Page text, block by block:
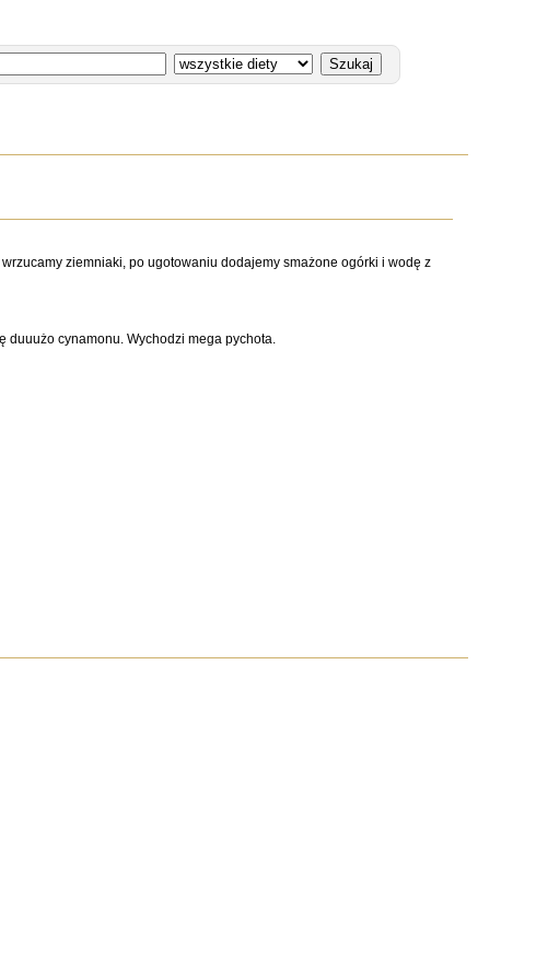
ziemniaki, po ugotowaniu dodajemy smażone ogórki i wodę z
duuużo cynamonu. Wychodzi mega pychota.